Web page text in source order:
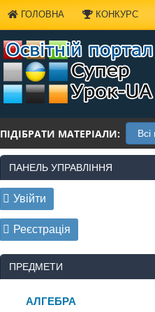
ГОЛОВНА КОНКУРС
ПІДІБРАТИ МАТЕРІАЛИ:
ПАНЕЛЬ УПРАВЛІННЯ
Увійти
Реєстрація
ПРЕДМЕТИ
АЛГЕБРА